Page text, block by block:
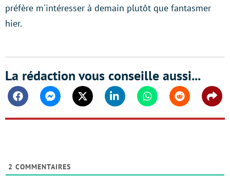
préfère m'intéresser à demain plutôt que fantasmer
hier.
La rédaction vous conseille aussi...
FacebookMessengerTwitter Linkedin WhatsappReddit
2 COMMENTAIRES